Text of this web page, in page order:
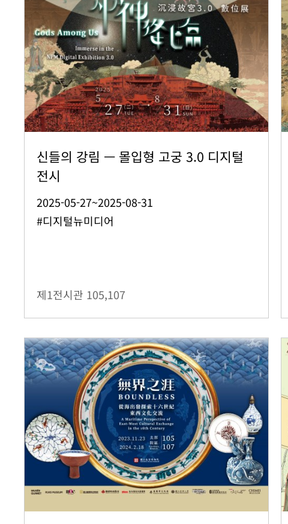
신들의 강림 — 몰입형 고궁 3.0 디지털
전시
2025-05-27~2025-08-31
#디지털뉴미디어
제1전시관 105,107